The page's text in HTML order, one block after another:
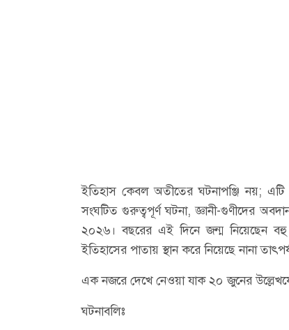
ইতিহাস কেবল অতীতের ঘটনাপঞ্জি নয়; এটি
সংঘটিত গুরুত্বপূর্ণ ঘটনা, জ্ঞানী-গুণীদের
২০২৬। বছরের এই দিনে জন্ম নিয়েছেন বহু
ইতিহাসের পাতায় স্থান করে নিয়েছে নানা
এক নজরে দেখে নেওয়া যাক ২০ জুনের
ঘটনাবলিঃ